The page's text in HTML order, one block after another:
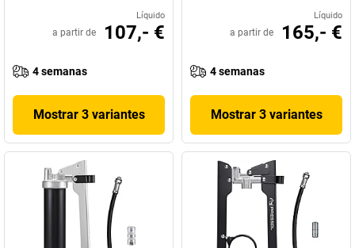
Líquido
a partir de 107,- €
4 semanas
Mostrar 3 variantes
Líquido
a partir de 165,- €
4 semanas
Mostrar 3 variantes